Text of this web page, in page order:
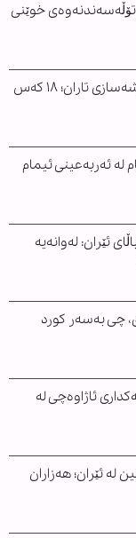
تۆڵەسەندنەوەی خوێنی
تەقینەوە لە شارۆچکەی پیشەسازی تاران؛ ١٨ کەس
لە ئەربەعینی ئیمام
ئێران: لەوانەیە
چی بەسەر کورد
موساد و 4 چەکداری ئاژاوەچی لە
لە ئێران؛ هەزاران